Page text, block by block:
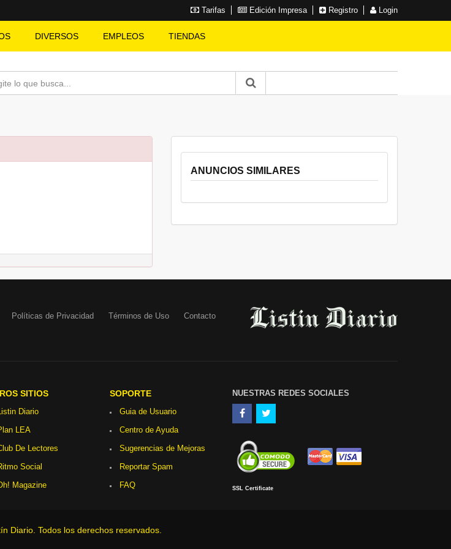
Tarifas Edición Impresa Registro Login
DIVERSOS EMPLEOS TIENDAS
ANUNCIOS SIMILARES
Políticas de Privacidad Términos de Uso Contacto
SITIOS
Diario
LEA
De Lectores
Social
Magazine
SOPORTE
Guia de Usuario
Centro de Ayuda
Sugerencias de Mejoras
Reportar Spam
FAQ
NUESTRAS REDES SOCIALES
SSL Certificate
Diario. Todos los derechos reservados.